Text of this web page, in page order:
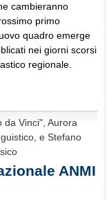
cambieranno
primo
quadro emerge
nei giorni scorsi
regionale.
da Vinci", Aurora
e Stefano
ANMI